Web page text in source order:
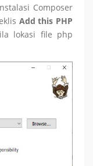
Composer
Add this PHP
lokasi file php